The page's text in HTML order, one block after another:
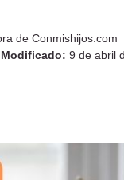
de Conmishijos.com
Modificado: 9 de abril